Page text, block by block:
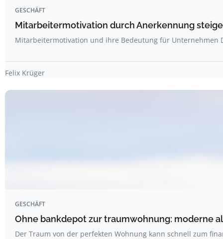
GESCHÄFT
Mitarbeitermotivation durch Anerkennung
Mitarbeitermotivation und ihre Bedeutung für Unternehmen
Felix Krüger
GESCHÄFT
Ohne bankdepot zur traumwohnung: moderne
Der Traum von der perfekten Wohnung kann schnell zum